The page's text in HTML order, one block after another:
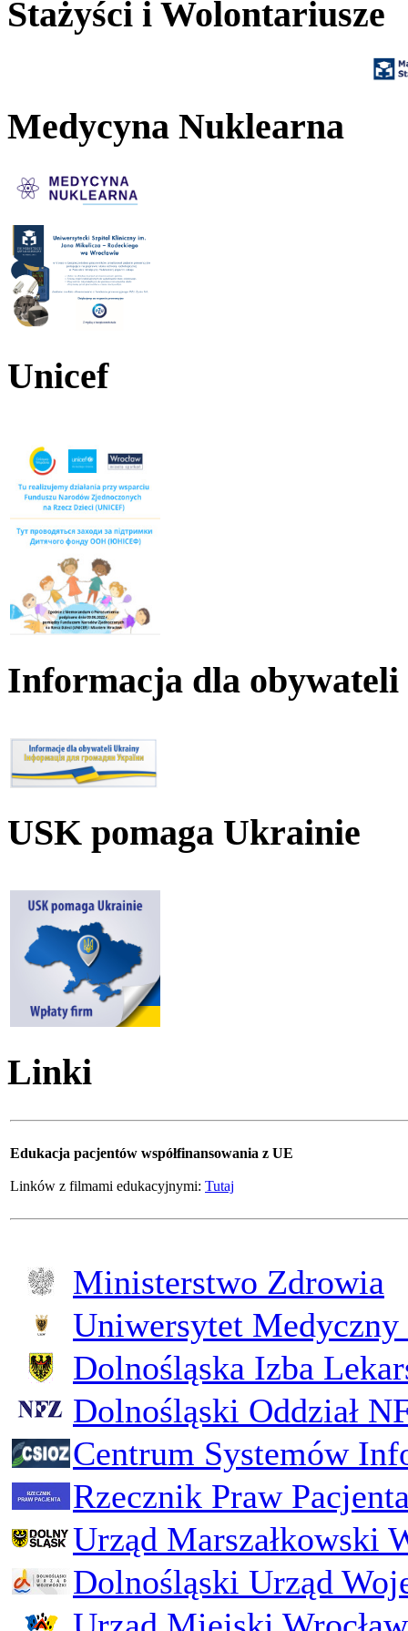
Stażyści i Wolontariusze
Medycyna Nuklearna
Unicef
Informacja dla
USK pomaga Ukrainie
Linki
Edukacja pacjentów współfinansowania z UE
Linków z filmami edukacyjnymi: Tutaj
Ministerstwo Zdrowia
Uniwersytet
Dolnośląska Izba
Dolnośląski Oddział
Centrum Systemów
Rzecznik Praw
Urząd Marszałkowski
Dolnośląski Urząd